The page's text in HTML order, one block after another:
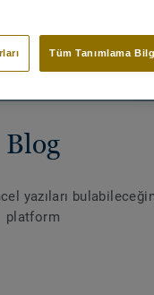
Blog
yazıları
platform
Tüm Tanımlama